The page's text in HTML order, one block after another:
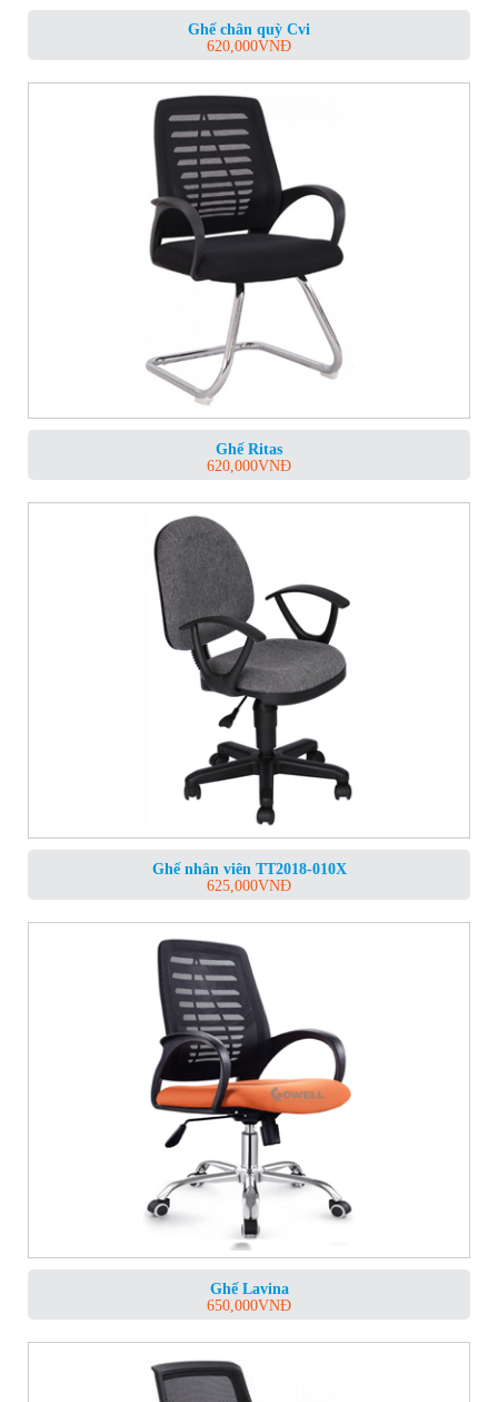
Ghế chân quỳ Cvi
620,000VNĐ
Ghế Ritas
620,000VNĐ
Ghế nhân viên TT2018-010X
625,000VNĐ
Ghế Lavina
650,000VNĐ